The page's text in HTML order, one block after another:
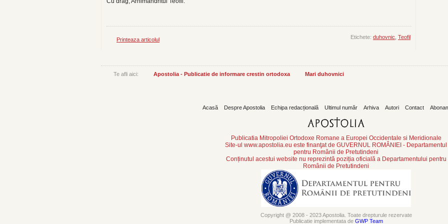
Printeaza articolul Etichete: duhovnic, Teofil
Te afli aici: Apostolia - Publicatie de informare crestin ortodoxa Mari duhovnici
Acasă Despre Apostolia Echipa redacțională Ultimul număr Arhiva Autori Contact
Publicatia Mitropoliei Ortodoxe Romane a Europei Occidentale si Meridionale
Site-ul www.apostolia.eu este finanţat de GUVERNUL ROMÂNIEI - Departamentul
pentru Românii de Pretutindeni
Conținutul acestui website nu reprezintă poziția oficială a Departamentului pentru
Românii de Pretutindeni
Copyright @ 2008 - 2023 Apostolia. Toate drepturule rezervate
Publicatie implementata de GWP Team